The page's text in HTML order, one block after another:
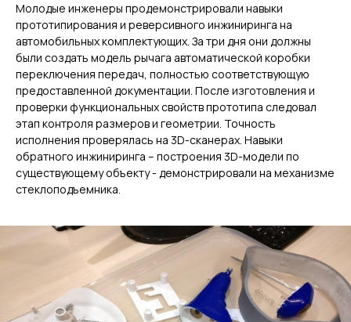
Молодые инженеры продемонстрировали навыки
прототипирования и реверсивного инжиниринга на
автомобильных комплектующих. За три дня они должны
были создать модель рычага автоматической коробки
переключения передач, полностью соответствующую
предоставленной документации. После изготовления и
проверки функциональных свойств прототипа следовал
этап контроля размеров и геометрии. Точность
исполнения проверялась на 3D-сканерах. Навыки
обратного инжиниринга – построения 3D-модели по
существующему объекту - демонстрировали на механизме
стеклоподъемника.